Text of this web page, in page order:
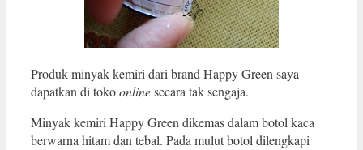
Produk minyak kemiri dari brand Happy Green saya
dapatkan di tokoonlinesecara tak sengaja.
Minyak kemiri Happy Green dikemas dalam botol kaca
berwarna hitam dan tebal. Pada mulut botol dilengkapi